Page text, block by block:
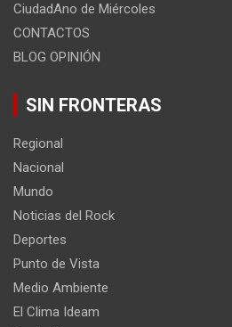
CiudadAno de Miércoles
CONTACTOS
BLOG OPINIÓN
SIN FRONTERAS
Regional
Nacional
Mundo
Noticias del Rock
Deportes
Punto de Vista
Medio Ambiente
El Clima Ideam